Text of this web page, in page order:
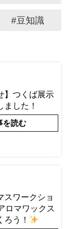
#豆知識
】つくば展示
ました！
を読む
スワークショ
ロマワックス
ろう！